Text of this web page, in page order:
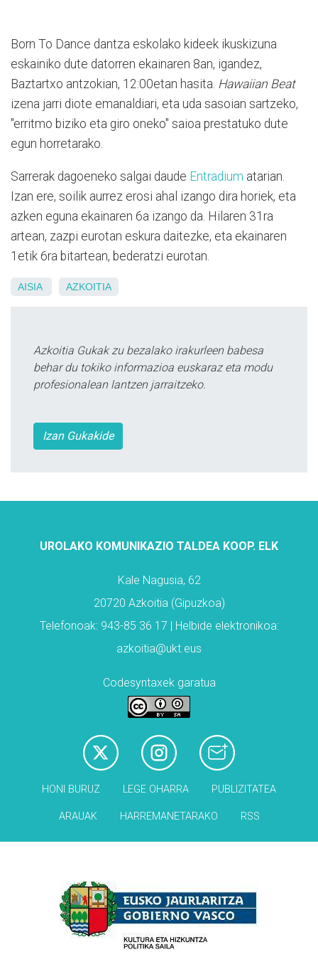
Born To Dance dantza eskolako kideek ikuskizuna
eskainiko dute datorren ekainaren 8an, igandez,
Baztartxo antzokian, 12:00etan hasita. Hawaiian Beat
izena jarri diote emanaldiari, eta uda sasoian sartzeko,
"erritmo biziko eta giro oneko" saioa prestatuko dute
egun horretarako.
Sarrerak dagoeneko salgai daude Entradium atarian.
Izan ere, soilik aurrez erosi ahal izango dira horiek, eta
azken eguna ekainaren 6a izango da. Hilaren 31ra
artean, zazpi eurotan eskura daitezke, eta ekainaren
1etik 6ra bitartean, bederatzi eurotan.
AISIA AZKOITIA
Azkoitia Gukak zu bezalako irakurleen babesa
behar du tokiko informazioa euskaraz eta modu
profesionalean lantzen jarraitzeko.
Izan Gukakide
UROLAKO KOMUNIKAZIO TALDEA KOOP. ELK
Kale Nagusia, 62
20720 Azkoitia (Gipuzkoa)
Telefonoak: 943-85 36 17 | Helbide elektronikoa:
azkoitia@ukt.eus
Codesyntaxek garatua
HONI BURUZ LEGE OHARRA PUBLIZITATEA
ARAUAK HARREMANETARAKO RSS